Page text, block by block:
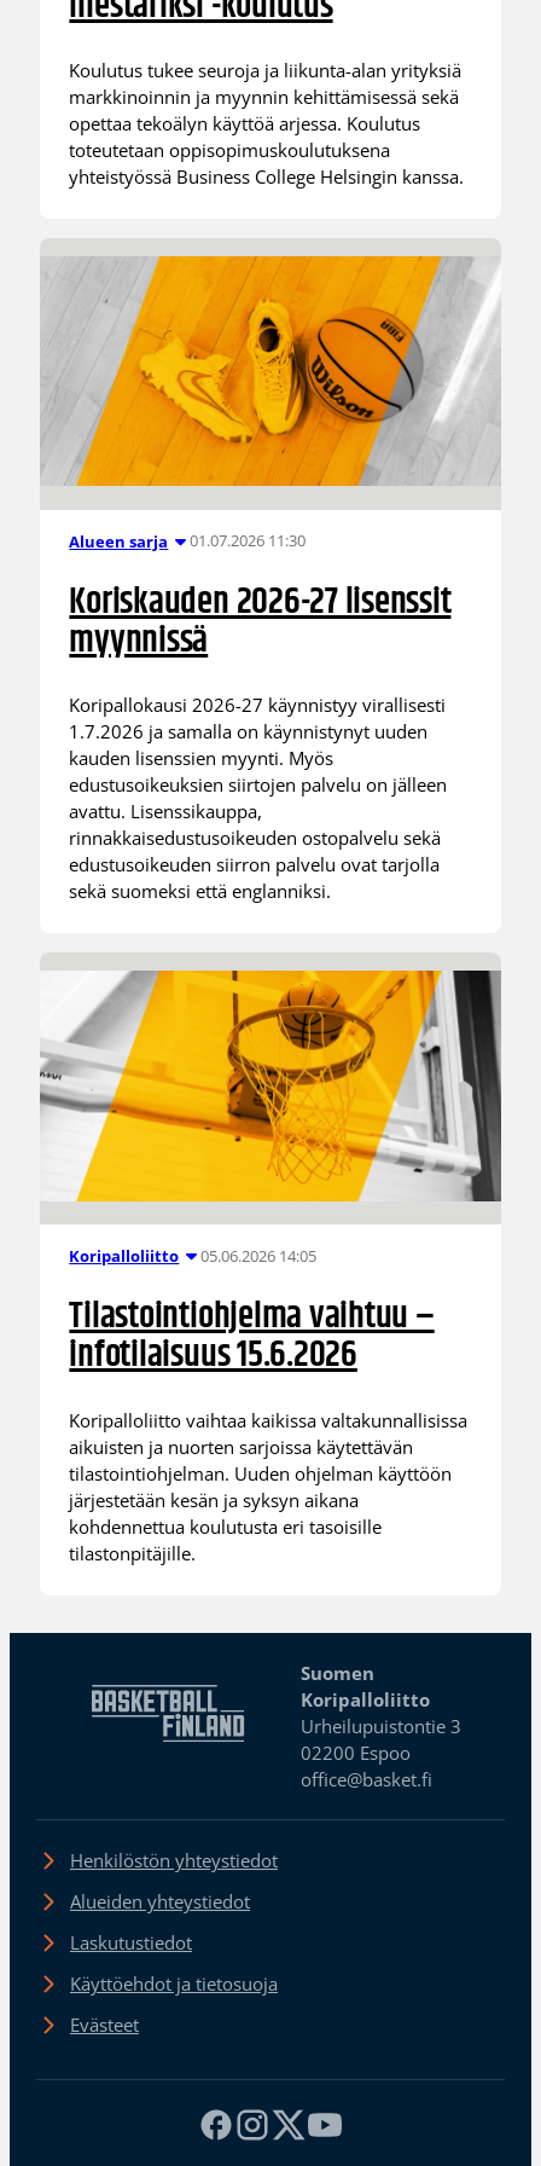
Koulutus tukee seuroja ja liikunta-alan yrityksiä
markkinoinnin ja myynnin kehittämisessä sekä
opettaa tekoälyn käyttöä arjessa. Koulutus
toteutetaan oppisopimuskoulutuksena
yhteistyössä Business College Helsingin kanssa.
Alueen sarja 01.07.2026 11:30
Koriskauden 2026-27 lisenssit
myynnissä
Koripallokausi 2026-27 käynnistyy virallisesti
1.7.2026 ja samalla on käynnistynyt uuden
kauden lisenssien myynti. Myös
edustusoikeuksien siirtojen palvelu on jälleen
avattu. Lisenssikauppa,
rinnakkaisedustusoikeuden ostopalvelu sekä
edustusoikeuden siirron palvelu ovat tarjolla
sekä suomeksi että englanniksi.
Koripalloliitto 05.06.2026 14:05
Tilastointiohjelma vaihtuu –
infotilaisuus 15.6.2026
Koripalloliitto vaihtaa kaikissa valtakunnallisissa
aikuisten ja nuorten sarjoissa käytettävän
tilastointiohjelman. Uuden ohjelman käyttöön
järjestetään kesän ja syksyn aikana
kohdennettua koulutusta eri tasoisille
tilastonpitäjille.
Suomen
Koripalloliitto
Urheilupuistontie 3
02200 Espoo
office@basket.fi
Henkilöstön yhteystiedot
Alueiden yhteystiedot
Laskutustiedot
Käyttöehdot ja tietosuoja
Evästeet